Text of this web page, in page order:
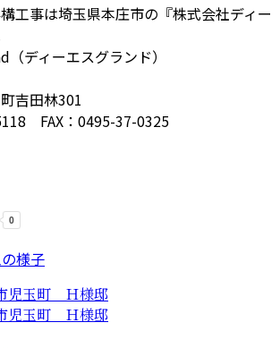
工事は埼玉県本庄市の『株式会社ディー
（ディーエスグランド）
吉田林301
FAX：0495-37-0325
様子
児玉町 Ｈ様邸
児玉町 Ｈ様邸